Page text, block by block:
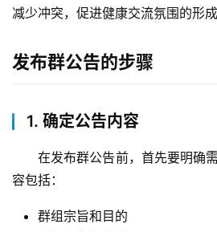
减少冲突，促进健康交流氛围的形成
发布群公告的步骤
1. 确定公告内容
在发布群公告前，首先要明确
容包括：
群组宗旨和目的